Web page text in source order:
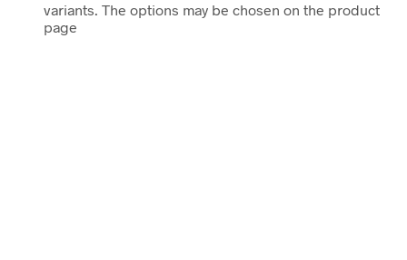
variants. The options may be chosen on the product
page